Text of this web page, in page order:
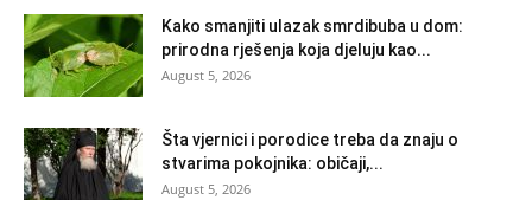
Kako smanjiti ulazak smrdibuba u dom:
prirodna rješenja koja djeluju kao...
August 5, 2026
Šta vjernici i porodice treba da znaju o
stvarima pokojnika: običaji,...
August 5, 2026